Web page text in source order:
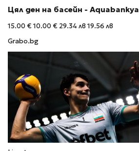
Цял ден на басейн - Aquabankya
15.00 €10.00 € 29.34 лв 19.56 лв
Grabo.bg